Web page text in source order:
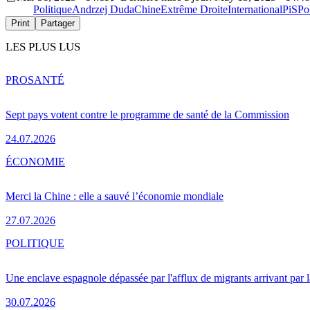
PolitiqueAndrzej DudaChineExtrême DroiteInternationalPiS
Print Partager
LES PLUS LUS
Sept pays votent contre le programme de santé de la Commission
24.07.2026
PROSANTÉ
Merci la Chine : elle a sauvé l’économie mondiale
27.07.2026
ÉCONOMIE
Une enclave espagnole dépassée par l'afflux de migrants arrivant par
30.07.2026
POLITIQUE